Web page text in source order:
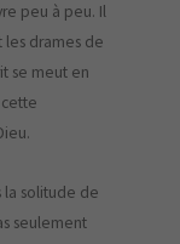
peu à peu. Il
les drames de
se meut en
la solitude de
seulement